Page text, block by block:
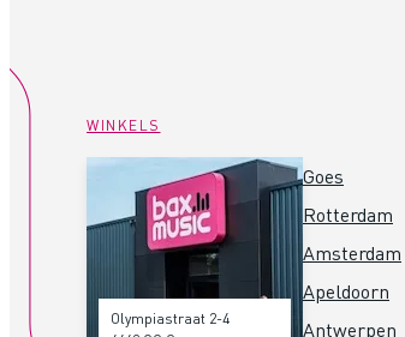
WINKELS
Olympiastraat 2-4
Goes
Rotterdam
Amsterdam
Apeldoorn
Antwerpen